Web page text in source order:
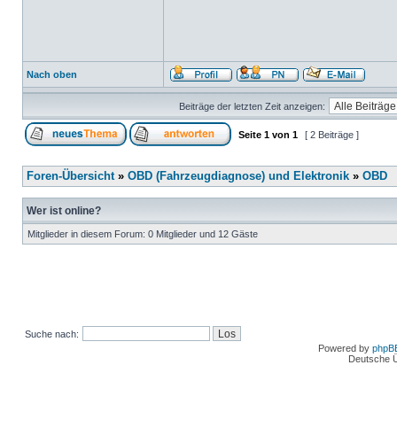
Nach oben
Beiträge der letzten Zeit anzeigen:
Seite 1 von 1 [ 2 Beiträge ]
Foren-Übersicht» OBD (Fahrzeugdiagnose) und Elektronik » OBD
Wer ist online?
Mitglieder in diesem Forum: 0 Mitglieder und 12 Gäste
Suche nach:
Powered by
Deutsche